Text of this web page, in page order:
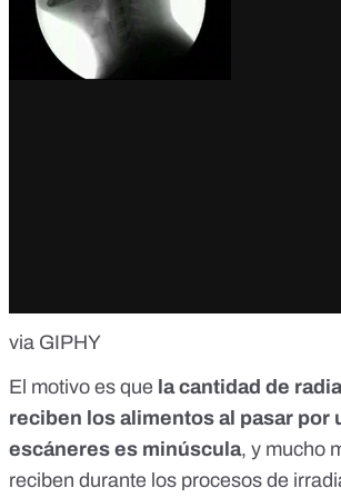
via GIPHY
El motivo es que la cantidad de
reciben los alimentos al pasar por
escáneres es minúscula, y mucho
reciben durante los procesos de